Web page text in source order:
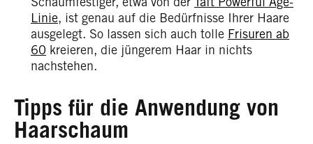
Linie, ist genau auf die Bedürfnisse Ihrer Haare
ausgelegt. So lassen sich auch tolle Frisuren ab
60 kreieren, die jüngerem Haar in nichts
nachstehen.
Tipps für die Anwendung von
Haarschaum